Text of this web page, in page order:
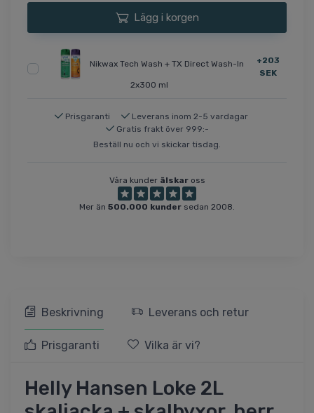
Lägg i korgen
Nikwax Tech Wash + TX Direct Wash-In
2x300 ml
+203
SEK
Prisgaranti
Leverans inom 2-5 vardagar
Gratis frakt över 999:-
Beställ nu och vi skickar tisdag.
Våra kunder älskaross
Mer än 500.000 kunder sedan 2008.
Beskrivning Leverans och retur
Prisgaranti Vilka är vi?
Helly Hansen Loke 2L